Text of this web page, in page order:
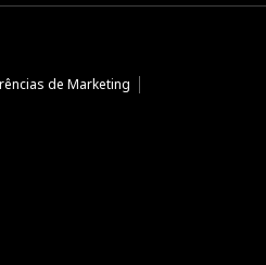
de Marketing